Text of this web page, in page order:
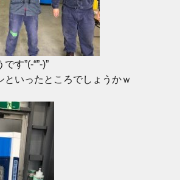
す”(-“”-)”
といったところでしょうかｗ